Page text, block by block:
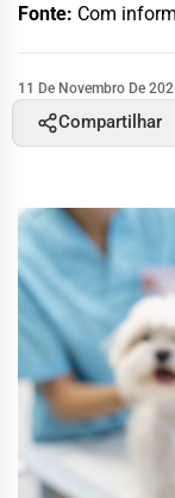
Fonte: Com
11 De Novembro De
Compartilhar